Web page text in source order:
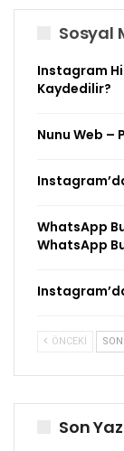
Sosyal
Instagram
Kaydedilir?
Nunu Web –
WhatsApp
WhatsApp
ÖNCEKI
Son